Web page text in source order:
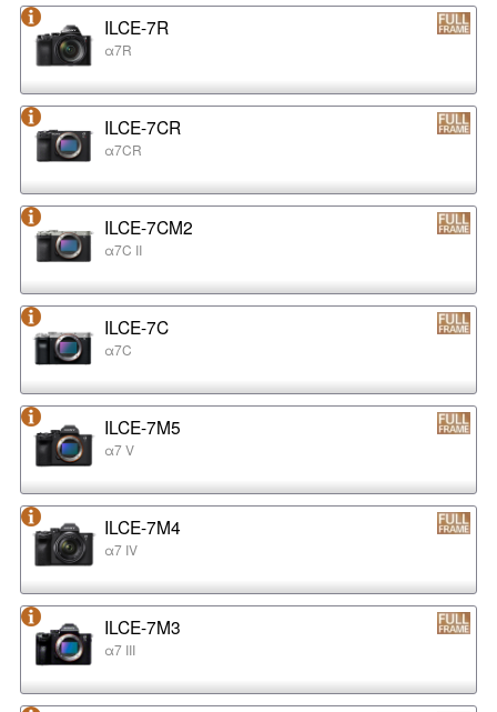
ILCE-7R
α7R
ILCE-7CR
α7CR
ILCE-7CM2
α7C II
ILCE-7C
α7C
ILCE-7M5
α7 V
ILCE-7M4
α7 IV
ILCE-7M3
α7 III